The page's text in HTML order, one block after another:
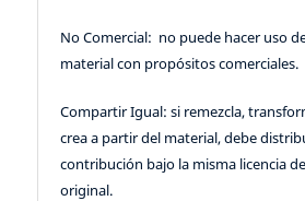
No Comercial: no puede hacer uso
material con propósitos comerciales.
Compartir Igual: si remezcla,
crea a partir del material, debe
contribución bajo la misma licencia
original.